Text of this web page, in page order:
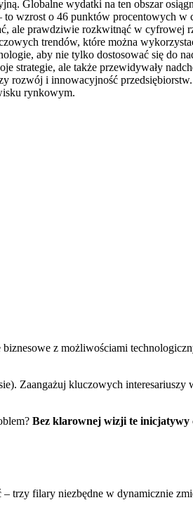
Globalne wydatki na ten obszar
to wzrost o 46 punktów procentowych w
ale prawdziwie rozkwitnąć w cyfrowej
trendów, które można
aby nie tylko dostosować się do
strategie, ale także przewidywały
i innowacyjność
rynkowym.
z możliwościami
Zaangażuj kluczowych
Bez klarownej wizji te inicjatywy
trzy filary niezbędne w dynamicznie